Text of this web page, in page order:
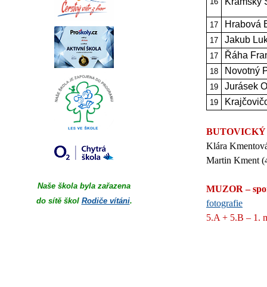
Naše škola byla zařazena
do sítě škol Rodiče vítáni.
17 Hrabová
17 Jakub
17 Řáha
18 Novotný
19 Jurásek
19
BUTOVICKÝ
Klára
Martin Kment
MUZOR –
fotografie
5.A + 5.B – 1.